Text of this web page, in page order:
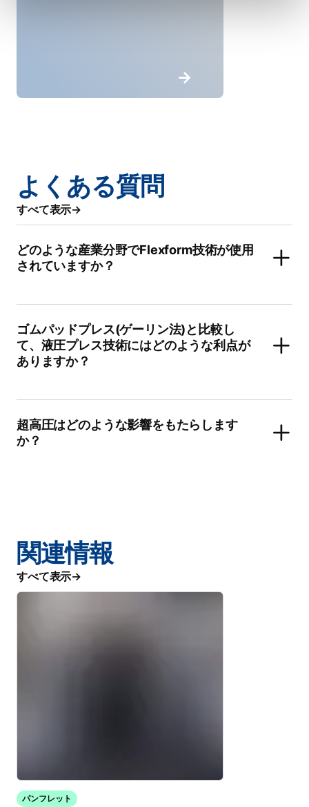
よくある質問
すべて表示
どのような産業分野でFlexform技術が使用
されていますか？
ゴムパッドプレス(ゲーリン法)と比較し
て、液圧プレス技術にはどのような利点が
ありますか？
超高圧はどのような影響をもたらします
か？
関連情報
すべて表示
パンフレット